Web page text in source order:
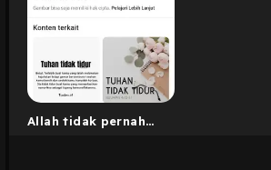
Allah tidak pernah